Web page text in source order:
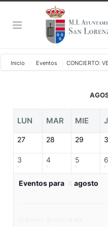
Inicio Eventos CONCIERTO:
LUN MAR MIE
27 28 29
3 4 5 6
Eventos para agosto